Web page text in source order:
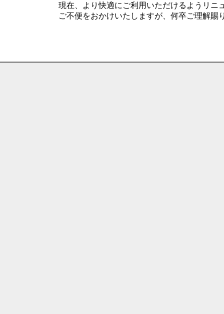
現在、より快適にご利用いただけるようリニ
ご不便をおかけいたしますが、何卒ご理解賜